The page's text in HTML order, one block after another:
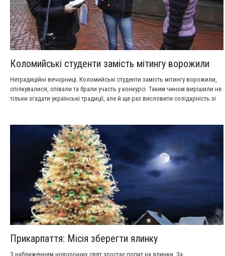
Коломийські студенти замість мітингу ворожили
Нетрадиційні вечорниці. Коломийські студенти замість мітингу ворожили,
спілкувалися, співали та брали участь у конкурсі. Таким чином вирішили не
тільки згадати українські традиції, але й ще раз висловити солідарність зі
Прикарпаття: Місія зберегти ялинку
З наближенням новорічних свят зростає попит на ялинки. За